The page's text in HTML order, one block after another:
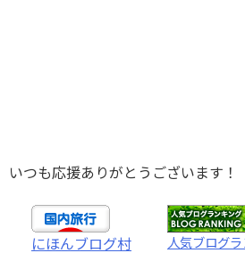
いつも応援ありがとうございます！
にほんブログ村 人気ブログラ